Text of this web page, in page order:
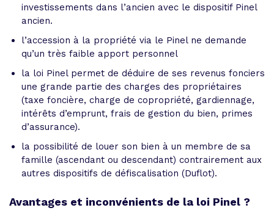
investissements dans l’ancien avec le dispositif Pinel
ancien.
l’accession à la propriété via le Pinel ne demande
qu’un très faible apport personnel
la loi Pinel permet de déduire de ses revenus fonciers
une grande partie des charges des propriétaires
(taxe foncière, charge de copropriété, gardiennage,
intérêts d’emprunt, frais de gestion du bien, primes
d’assurance).
la possibilité de louer son bien à un membre de sa
famille (ascendant ou descendant) contrairement aux
autres dispositifs de défiscalisation (Duflot).
Avantages et inconvénients de la loi Pinel ?